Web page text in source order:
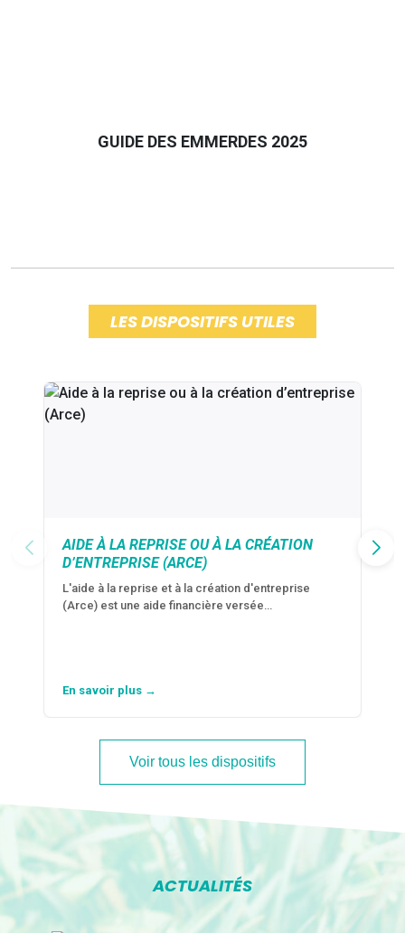
GUIDE DES EMMERDES 2025
LES DISPOSITIFS UTILES
AIDE À LA REPRISE OU À LA CRÉATION
D’ENTREPRISE (ARCE)
L'aide à la reprise et à la création d'entreprise
(Arce) est une aide financière versée…
En savoir plus →
Voir tous les dispositifs
ACTUALITÉS